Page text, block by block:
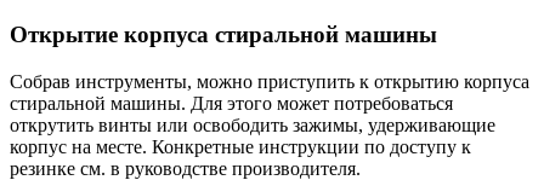
Открытие корпуса стиральной машины
Собрав инструменты, можно приступить к открытию корпуса
стиральной машины. Для этого может потребоваться
открутить винты или освободить зажимы, удерживающие
корпус на месте. Конкретные инструкции по доступу к
резинке см. в руководстве производителя.